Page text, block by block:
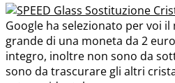
Google ha selezionato per voi
grande di una moneta da 2
integro, inoltre non sono da
sono da trascurare gli altri